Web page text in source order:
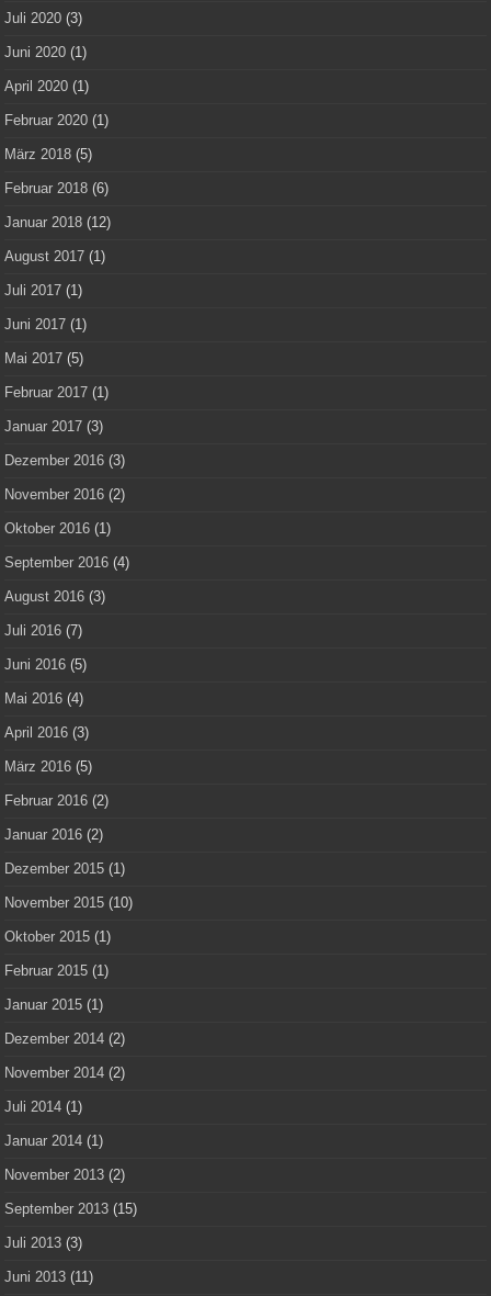
Juli 2020 (3)
Juni 2020 (1)
April 2020 (1)
Februar 2020 (1)
März 2018 (5)
Februar 2018 (6)
Januar 2018 (12)
August 2017 (1)
Juli 2017 (1)
Juni 2017 (1)
Mai 2017 (5)
Februar 2017 (1)
Januar 2017 (3)
Dezember 2016 (3)
November 2016 (2)
Oktober 2016 (1)
September 2016 (4)
August 2016 (3)
Juli 2016 (7)
Juni 2016 (5)
Mai 2016 (4)
April 2016 (3)
März 2016 (5)
Februar 2016 (2)
Januar 2016 (2)
Dezember 2015 (1)
November 2015 (10)
Oktober 2015 (1)
Februar 2015 (1)
Januar 2015 (1)
Dezember 2014 (2)
November 2014 (2)
Juli 2014 (1)
Januar 2014 (1)
November 2013 (2)
September 2013 (15)
Juli 2013 (3)
Juni 2013 (11)